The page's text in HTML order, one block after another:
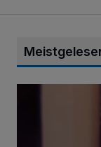
Psychothriller